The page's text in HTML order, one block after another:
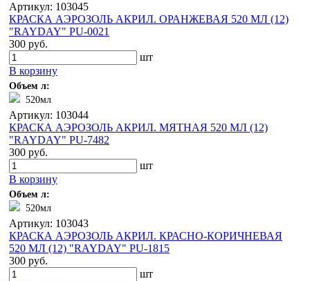
Артикул: 103045
КРАСКА АЭРОЗОЛЬ АКРИЛ. ОРАНЖЕВАЯ 520 МЛ (12)
"RAYDAY" PU-0021
300 руб.
шт
В корзину
Объем л:
520мл
Артикул: 103044
КРАСКА АЭРОЗОЛЬ АКРИЛ. МЯТНАЯ 520 МЛ (12)
"RAYDAY" PU-7482
300 руб.
шт
В корзину
Объем л:
520мл
Артикул: 103043
КРАСКА АЭРОЗОЛЬ АКРИЛ. КРАСНО-КОРИЧНЕВАЯ
520 МЛ (12) "RAYDAY" PU-1815
300 руб.
шт